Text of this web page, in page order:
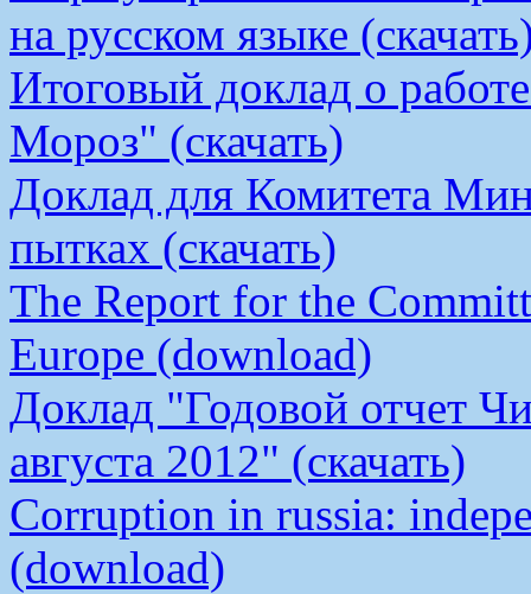
на русском языке
Итоговый доклад о
Мороз" (скачать)
Доклад для Комитета
пытках (скачать)
The Report for the
Europe (download)
Доклад "Годовой отчет
августа 2012" (скачать)
Corruption in russia:
(download)